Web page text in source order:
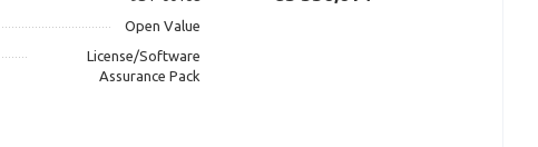
Open Value
License/Software
Assurance Pack